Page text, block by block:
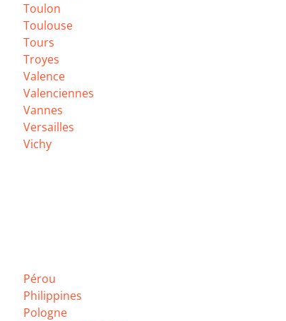
Toulon
Toulouse
Tours
Troyes
Valence
Valenciennes
Vannes
Versailles
Vichy
Pérou
Philippines
Pologne